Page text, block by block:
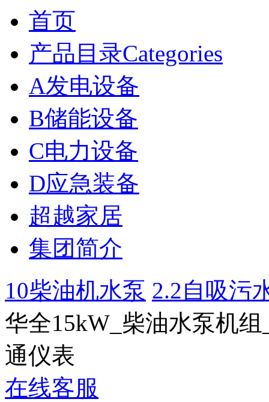
首页
产品目录Categories
A发电设备
B储能设备
C电力设备
D应急装备
超越家居
集团简介
10柴油机水泵 2.2自吸污
华全15kW_柴油水泵机
通仪表
在线客服